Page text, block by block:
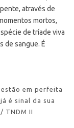
através de
mortos,
de tríade viva
de sangue. É
estão em perfeita
é sinal da sua
TNDM II